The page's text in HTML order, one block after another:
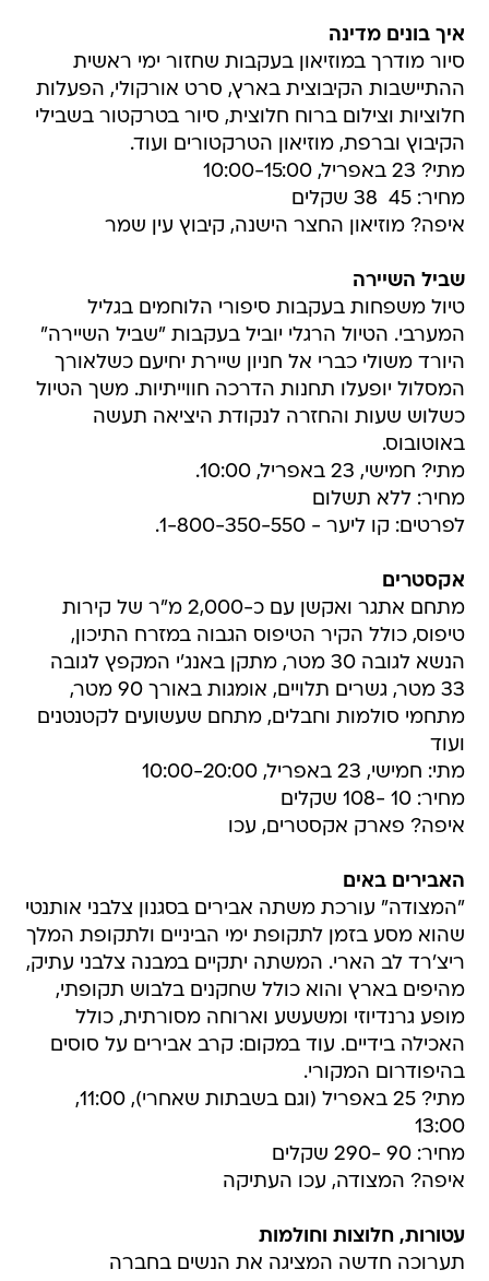
איך בונים מדינה
סיור מודרך במוזיאון בעקבות שחזור ימי ראשית
ההתיישבות הקיבוצית בארץ, סרט אורקולי, הפעלות
חלוציות וצילום ברוח חלוצית, סיור בטרקטור בשבילי
הקיבוץ וברפת, מוזיאון הטרקטורים ועוד.
מתי? 23 באפריל, 10:00-15:00
מחיר: 45  38 שקלים
איפה? מוזיאון החצר הישנה, קיבוץ עין שמר
שביל השיירה
טיול משפחות בעקבות סיפורי הלוחמים בגליל
המערבי. הטיול הרגלי יוביל בעקבות "שביל השיירה"
היורד משולי כברי אל חניון שיירת יחיעם כשלאורך
המסלול יופעלו תחנות הדרכה חווייתיות. משך הטיול
כשלוש שעות והחזרה לנקודת היציאה תעשה
באוטובוס.
מתי? חמישי, 23 באפריל, 10:00.
מחיר: ללא תשלום
לפרטים: קו ליער - 1-800-350-550.
אקסטרים
מתחם אתגר ואקשן עם כ-2,000 מ"ר של קירות
טיפוס, כולל הקיר הטיפוס הגבוה במזרח התיכון,
הנשא לגובה 30 מטר, מתקן באנג'י המקפץ לגובה
33 מטר, גשרים תלויים, אומגות באורך 90 מטר,
מתחמי סולמות וחבלים, מתחם שעשועים לקטנטנים
ועוד
מתי: חמישי, 23 באפריל, 10:00-20:00
מחיר: 10 -108 שקלים
איפה? פארק אקסטרים, עכו
האבירים באים
"המצודה" עורכת משתה אבירים בסגנון צלבני אותנטי
שהוא מסע בזמן לתקופת ימי הביניים ולתקופת המלך
ריצ'רד לב הארי. המשתה יתקיים במבנה צלבני עתיק,
מהיפים בארץ והוא כולל שחקנים בלבוש תקופתי,
מופע גרנדיוזי ומשעשע וארוחה מסורתית, כולל
האכילה בידיים. עוד במקום: קרב אבירים על סוסים
בהיפודרום המקורי.
מתי? 25 באפריל (וגם בשבתות שאחרי), 11:00,
13:00
מחיר: 90 -290 שקלים
איפה? המצודה, עכו העתיקה
עטורות, חלוצות וחולמות
תערוכה חדשה המציגה את הנשים בחברה